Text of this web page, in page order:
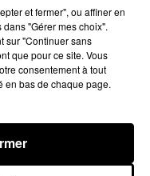
par Aurélie Amcn
», un nouveau
et...
une session live
et fermer", ou affiner en
"Gérer mes choix".
sur "Continuer sans
que pour ce site. Vous
consentement à tout
en bas de chaque page.